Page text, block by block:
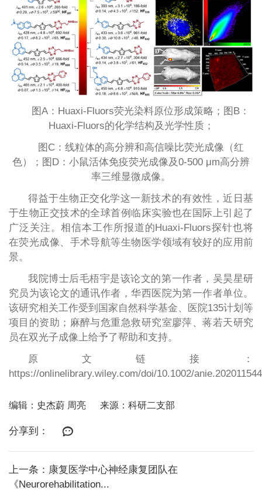
图A：Huaxi-Fluors荧光染料原位形成策略；图B：
Huaxi-Fluors的化学结构及光学性质；
图C：线粒体的高分辨和高信噪比荧光成像（红
色）；图D：小鼠活体免疫荧光成像及0-500 μm高分辨
率三维显微成像。
得益于生物正交化学这一新技术的有效性，近日基
于生物正交技术的全球首例临床实验也在国际上引起了
广泛关注。相信本工作所报道的Huaxi-Fluors探针也将
在荧光成像、手术导航等生物医学领域有较好的应用前
景。
我院博士后毛梧宇是该论文的第一作者，吴昊星研
究员为该论文的通讯作者，华西医院为第一作者单位。
该研究相关工作受到国家自然科学基金、医院135计划等
项目的资助；麻醉与危重急救研究室廖萍、蒋若天研究
员在双光子成像上给予了帮助和支持。
原文链接：
https://onlinelibrary.wiley.com/doi/10.1002/anie.202011544
编辑：史杰蔚 周亮 来源：科研二支部
分享到：
上一条：康复医学中心神经康复团队在
《Neurorehabilitation...